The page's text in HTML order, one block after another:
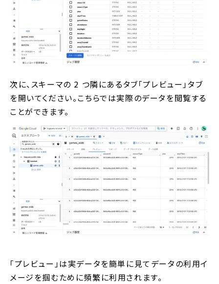
次に、スキーマの 2 つ隣にあるタブ「プレビュー」タブ
を開いてください。こちらでは実際のデータを閲覧する
ことができます。
「プレビュー」は実データを簡単に見てデータの利用イ
メージを掴むために頻繁に利用されます。